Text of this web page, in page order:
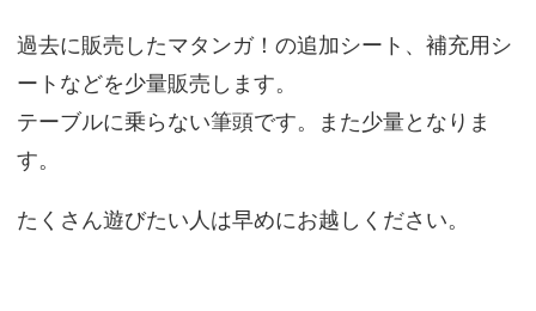
過去に販売したマタンガ！の追加シート、補充用シ
ートなどを少量販売します。
テーブルに乗らない筆頭です。また少量となりま
す。
たくさん遊びたい人は早めにお越しください。